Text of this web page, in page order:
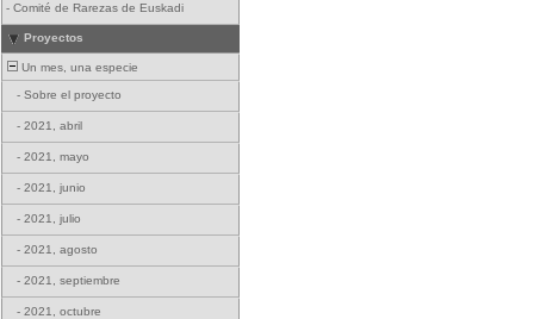
- Comité de Rarezas de Euskadi
Proyectos
Un mes, una especie
- Sobre el proyecto
- 2021, abril
- 2021, mayo
- 2021, junio
- 2021, julio
- 2021, agosto
- 2021, septiembre
- 2021, octubre